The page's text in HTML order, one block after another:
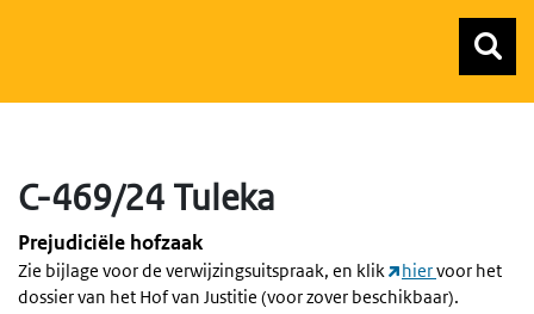
C-469/24 Tuleka
Prejudiciële hofzaak
Zie bijlage voor de verwijzingsuitspraak, en klik hiervoor het
dossier van het Hof van Justitie (voor zover beschikbaar).